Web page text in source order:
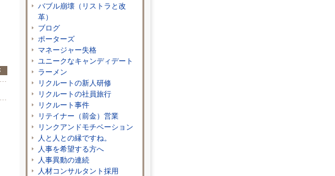
バブル崩壊（リストラと改
革）
ブログ
ポーターズ
マネージャー失格
ユニークなキャンディデート
ラーメン
リクルートの新人研修
リクルートの社員旅行
リクルート事件
リテイナー（前金）営業
リンクアンドモチベーション
人と人との縁ですね。
人事を希望する方へ
人事異動の連続
人材コンサルタント採用